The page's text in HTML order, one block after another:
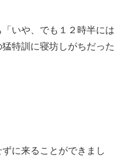
いや、でも１２時半には
特訓に寝坊しがちだった
に来ることができまし